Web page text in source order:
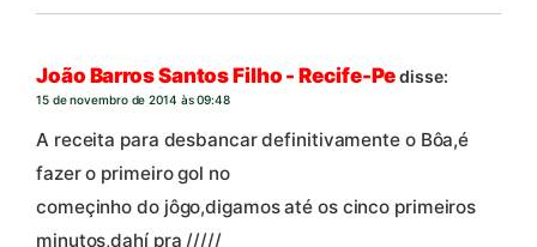
João Barros Santos Filho - Recife-Pedisse:
15 de novembro de 2014 às 09:48
A receita para desbancar definitivamente o Bôa,é
fazer o primeiro gol no
começinho do jôgo,digamos até os cinco primeiros
minutos,dahí pra /////